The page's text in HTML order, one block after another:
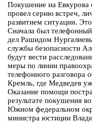
Покушение на Евкурова
провел серию встреч,
развитием ситуации.
Сначала был
дел Рашидом
службы безопасности
будут вести
меры по линии
телефонного разговора
Кремль, где Медведев
Оказание помощи
результате покушения
Южном федеральном
министра юстиции